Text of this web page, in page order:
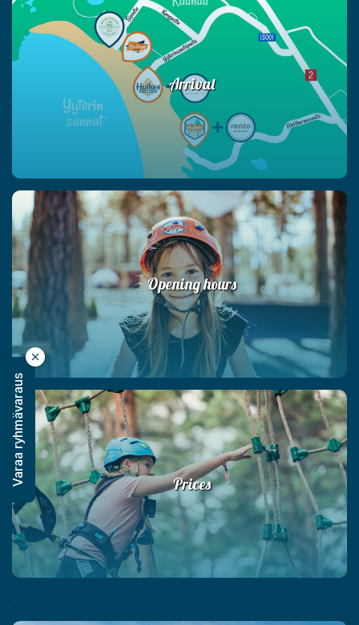
Varaa ryhmävaraus
Arrival
Opening hours
Prices
-